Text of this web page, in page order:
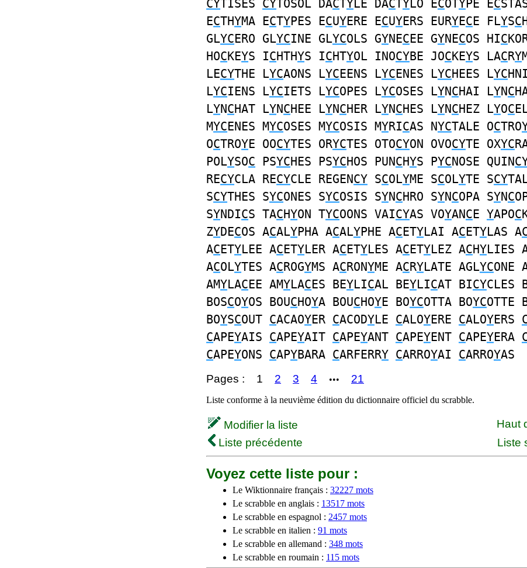
CYTISES CYTOSOL DACTYLE DACTYLO ECOTYPE EC
ECTHYMA ECTYPES ECUYERE ECUYERS EURYECE FLYSC
GLYCERO GLYCINE GLYCOLS GYNECEE GYNECOS HIC
HOCKEYS ICHTHYS ICHTYOL INOCYBE JOCKEYS LACRY
LECYTHE LYCAONS LYCEENS LYCENES LYCHEES LYC
LYCIENS LYCIETS LYCOPES LYCOSES LYNCHAI LYNC
LYNCHAT LYNCHEE LYNCHER LYNCHES LYNCHEZ LYOC
MYCENES MYCOSES MYCOSIS MYRICAS NYCTALE OCTRO
OCTROYE OOCYTES ORYCTES OTOCYON OVOCYTE OXYC
POLYSOC PSYCHES PSYCHOS PUNCHYS PYCNOSE QUIN
RECYCLA RECYCLE REGENCY SCOLYME SCOLYTE SCY
SCYTHES SYCONES SYCOSIS SYNCHRO SYNCOPA SYNC
SYNDICS TACHYON TYCOONS VAICYAS VOYANCE YAPOC
ZYDECOS ACALYPHA ACALYPHE ACETYLAI ACETYLAS A
ACETYLEE ACETYLER ACETYLES ACETYLEZ ACHYLIES
ACOLYTES ACROGYMS ACRONYME ACRYLATE AGLYCONE
AMYLACEE AMYLACES BEYLICAL BEYLICAT BICYCLES
BOSCOYOS BOUCHOYA BOUCHOYE BOYCOTTA BOYCOTTE
BOYSCOUT CACAOYER CACODYLE CALOYERE CALOYERS
CAPEYAIS CAPEYAIT CAPEYANT CAPEYENT CAPEYERA
CAPEYONS CAPYBARA CARFERRY CARROYAI CARROYAS
Pages : 1 2 3 4 ••• 21
Liste conforme à la neuvième édition du dictionnaire officiel du scrabble.
Modifier la liste
Haut
Liste précédente
Liste
Voyez cette liste pour :
Le Wiktionnaire français : 32227 mots
Le scrabble en anglais : 13517 mots
Le scrabble en espagnol : 2457 mots
Le scrabble en italien : 91 mots
Le scrabble en allemand : 348 mots
Le scrabble en roumain : 115 mots